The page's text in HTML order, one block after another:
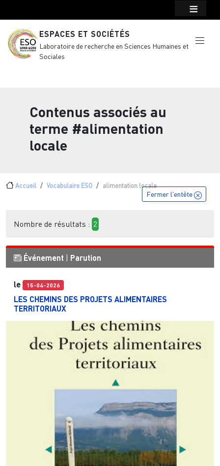
ESPACES ET SOCIÉTÉS
Laboratoire de recherche en Sciences Humaines et
Sociales
Contenus associés au
terme #alimentation
locale
Fil d'Ariane
Accueil Vocabulaire ESO alimentation locale
Fermer l'entête
Nombre de résultats : 2
Événement Parution
le 15-04-2026
LES CHEMINS DES PROJETS ALIMENTAIRES
TERRITORIAUX